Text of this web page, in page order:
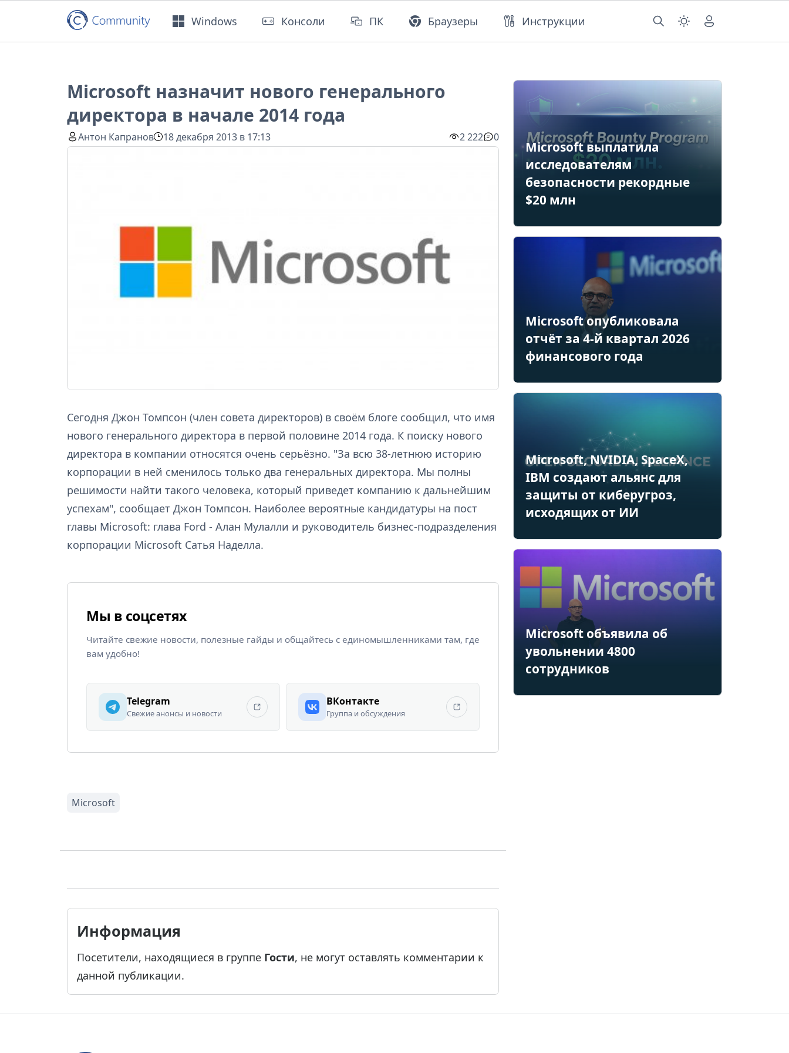
Windows Консоли ПК Браузеры Инструкции
Microsoft назначит нового генерального
директора в начале 2014 года
Антон Капранов 18 декабря 2013 в 17:13 2 222 0
Сегодня Джон Томпсон (член совета директоров) в своём блоге сообщил, что имя
нового генерального директора в первой половине 2014 года. К поиску нового
директора в компании относятся очень серьёзно. "За всю 38-летнюю историю
корпорации в ней сменилось только два генеральных директора. Мы полны
решимости найти такого человека, который приведет компанию к дальнейшим
успехам", сообщает Джон Томпсон. Наиболее вероятные кандидатуры на пост
главы Microsoft: глава Ford - Алан Мулалли и руководитель бизнес-подразделения
корпорации Microsoft Сатья Наделла.
Мы в соцсетях
Читайте свежие новости, полезные гайды и общайтесь с единомышленниками там, где
вам удобно!
Telegram
Свежие анонсы и новости
ВКонтакте
Группа и обсуждения
Информация
Посетители, находящиеся в группе Гости, не могут оставлять комментарии к
данной публикации.
Microsoft выплатила
исследователям
безопасности рекордные
$20 млн
Microsoft опубликовала
отчёт за 4-й квартал 2026
финансового года
Microsoft, NVIDIA, SpaceX,
IBM создают альянс для
защиты от киберугроз,
исходящих от ИИ
Microsoft объявила об
увольнении 4800
сотрудников